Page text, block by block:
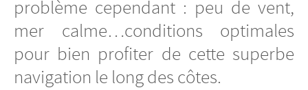
problème cependant : peu de vent,
mer calme…conditions optimales
pour bien profiter de cette superbe
navigation le long des côtes.